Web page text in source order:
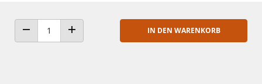
ANZAHL VERRINGERNANZAHL ERHÖHEN
IN DEN WARENKORB